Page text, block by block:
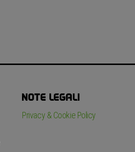
NOTE LEGALI
Privacy & Cookie Policy